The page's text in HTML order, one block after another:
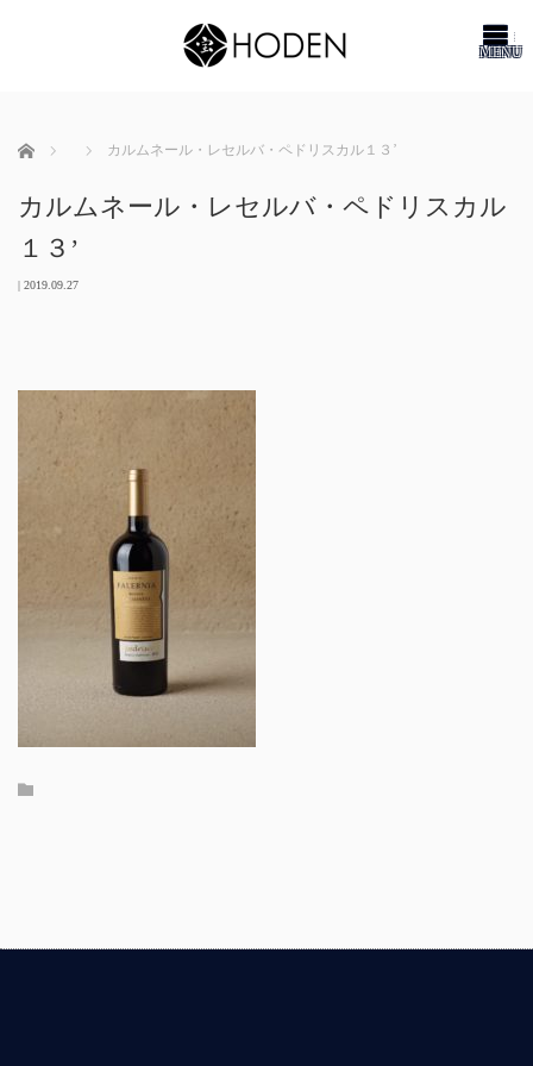
ホーム カルムネール・レセルバ・ペドリスカル１３’
カルムネール・レセルバ・ペドリスカル
１３’
| 2019.09.27